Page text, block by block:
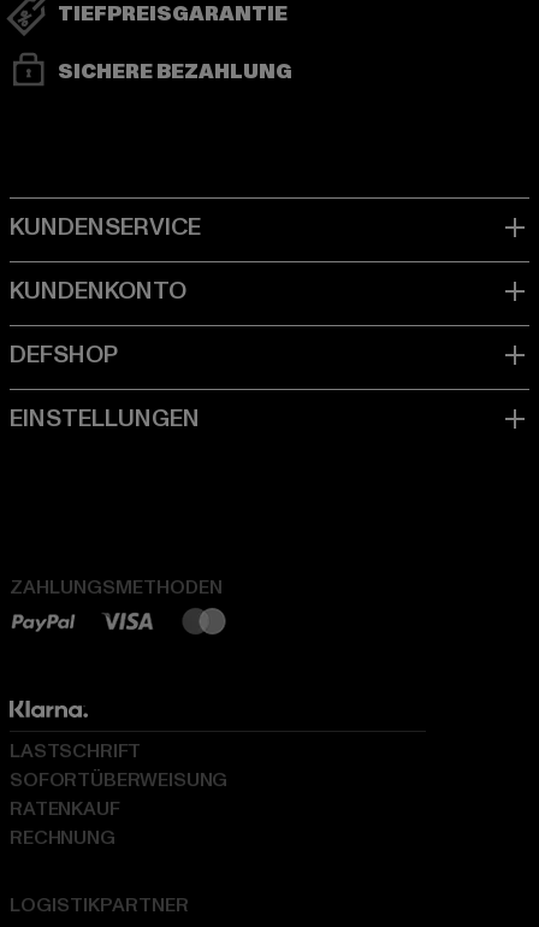
TIEFPREISGARANTIE
SICHERE BEZAHLUNG
ZAHLUNGSMETHODEN
LOGISTIKPARTNER
LASTSCHRIFT
SOFORTÜBERWEISUNG
RATENKAUF
RECHNUNG